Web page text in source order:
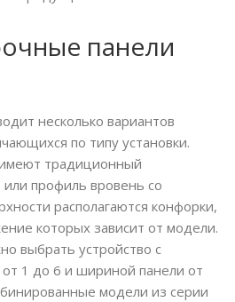
панели
несколько вариантов
по типу установки.
традиционный
профиль вровень со
располагаются конфорки,
которых зависит от модели.
выбрать устройство с
1 до 6 и шириной панели от
модели из серии